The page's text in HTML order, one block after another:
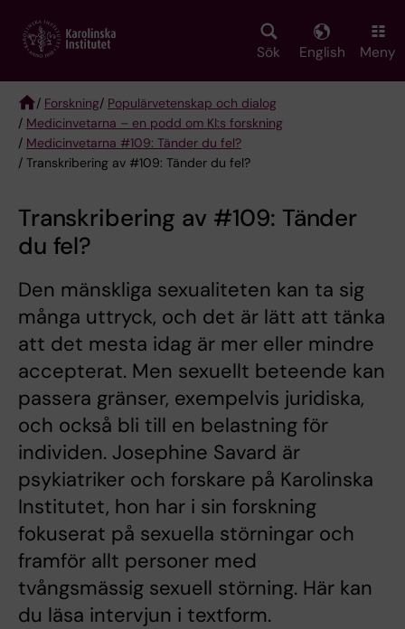
main
Sök English Meny
Breadcrumb
/ Forskning/ Populärvetenskap och dialog
/ Medicinvetarna – en podd om KI:s forskning
/ Medicinvetarna #109: Tänder du fel?
/ Transkribering av #109: Tänder du fel?
Transkribering av #109: Tänder
du fel?
Den mänskliga sexualiteten kan ta sig
många uttryck, och det är lätt att tänka
att det mesta idag är mer eller mindre
accepterat. Men sexuellt beteende kan
passera gränser, exempelvis juridiska,
och också bli till en belastning för
individen. Josephine Savard är
psykiatriker och forskare på Karolinska
Institutet, hon har i sin forskning
fokuserat på sexuella störningar och
framför allt personer med
tvångsmässig sexuell störning. Här kan
du läsa intervjun i textform.